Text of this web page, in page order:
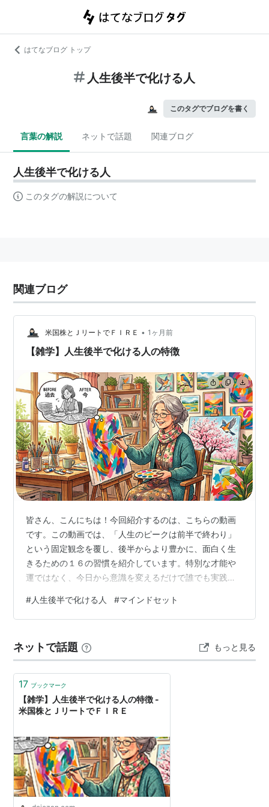
はてなブログ トップ
人生後半で化ける人
このタグでブログを書く
言葉の解説 ネットで話題 関連ブログ
人生後半で化ける人
このタグの解説について
関連ブログ
米国株とＪリートでＦＩＲＥ • 1ヶ月前
【雑学】人生後半で化ける人の特徴
皆さん、こんにちは！今回紹介するのは、こちらの動画
です。この動画では、「人生のピークは前半で終わり」
という固定観念を覆し、後半からより豊かに、面白く生
きるための１６の習慣を紹介しています。特別な才能や
運ではなく、今日から意識を変えるだけで誰でも実践で
↓ ↓ ↓【雑学】人生後半で化ける人の特徴 人生後半で化
ける人の主な特徴 失敗を資産にする失敗を恥とせず、次
人の物差しを手放す世間体や他人との比較をやめ、自分
にとっての充実とは何かを真剣に考える 好奇心を大切に
する小さな「面白そう」という芽を放置…
#人生後半で化ける人 #マインドセット
ネットで話題 もっと見る
17 ブックマーク
【雑学】人生後半で化ける人の特徴 -
米国株とＪリートでＦＩＲＥ